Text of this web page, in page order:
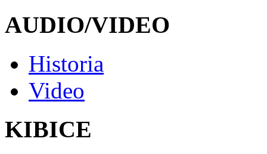
AUDIO/VIDEO
Historia
Video
KIBICE